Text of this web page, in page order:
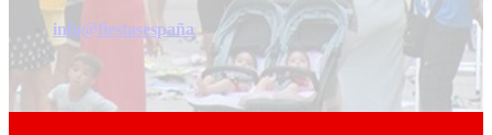
info@fiestasespaña